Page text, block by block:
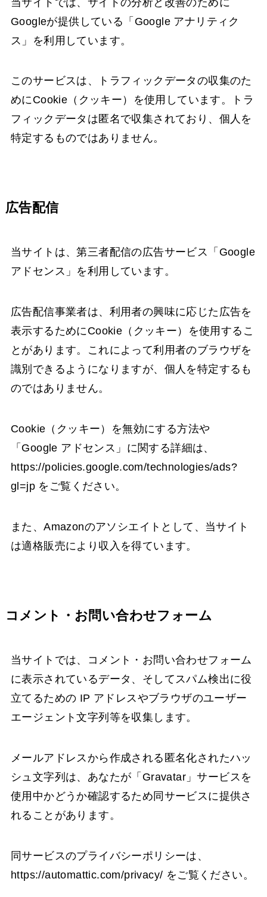
Googleが提供している「Google アナリティク
ス」を利用しています。
このサービスは、トラフィックデータの収集のた
めにCookie（クッキー）を使用しています。トラ
フィックデータは匿名で収集されており、個人を
特定するものではありません。
広告配信
当サイトは、第三者配信の広告サービス「Google
アドセンス」を利用しています。
広告配信事業者は、利用者の興味に応じた広告を
表示するためにCookie（クッキー）を使用するこ
とがあります。これによって利用者のブラウザを
識別できるようになりますが、個人を特定するも
のではありません。
Cookie（クッキー）を無効にする方法や
「Google アドセンス」に関する詳細は、
https://policies.google.com/technologies/ads?
gl=jp をご覧ください。
また、Amazonのアソシエイトとして、当サイト
は適格販売により収入を得ています。
コメント・お問い合わせフォーム
当サイトでは、コメント・お問い合わせフォーム
に表示されているデータ、そしてスパム検出に役
立てるための IP アドレスやブラウザのユーザー
エージェント文字列等を収集します。
メールアドレスから作成される匿名化されたハッ
シュ文字列は、あなたが「Gravatar」サービスを
使用中かどうか確認するため同サービスに提供さ
れることがあります。
同サービスのプライバシーポリシーは、
https://automattic.com/privacy/ をご覧ください。